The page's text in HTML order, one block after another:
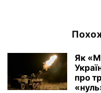
Як
про